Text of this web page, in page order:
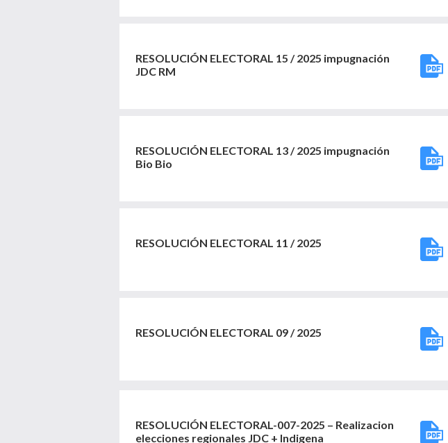
RESOLUCIÓN ELECTORAL 15 / 2025 impugnación
JDC RM
RESOLUCIÓN ELECTORAL 13 / 2025 impugnación
Bio Bio
RESOLUCIÓN ELECTORAL 11 / 2025
RESOLUCIÓN ELECTORAL 09 / 2025
RESOLUCIÓN ELECTORAL-007-2025 – Realizacion
elecciones regionales JDC + Indigena